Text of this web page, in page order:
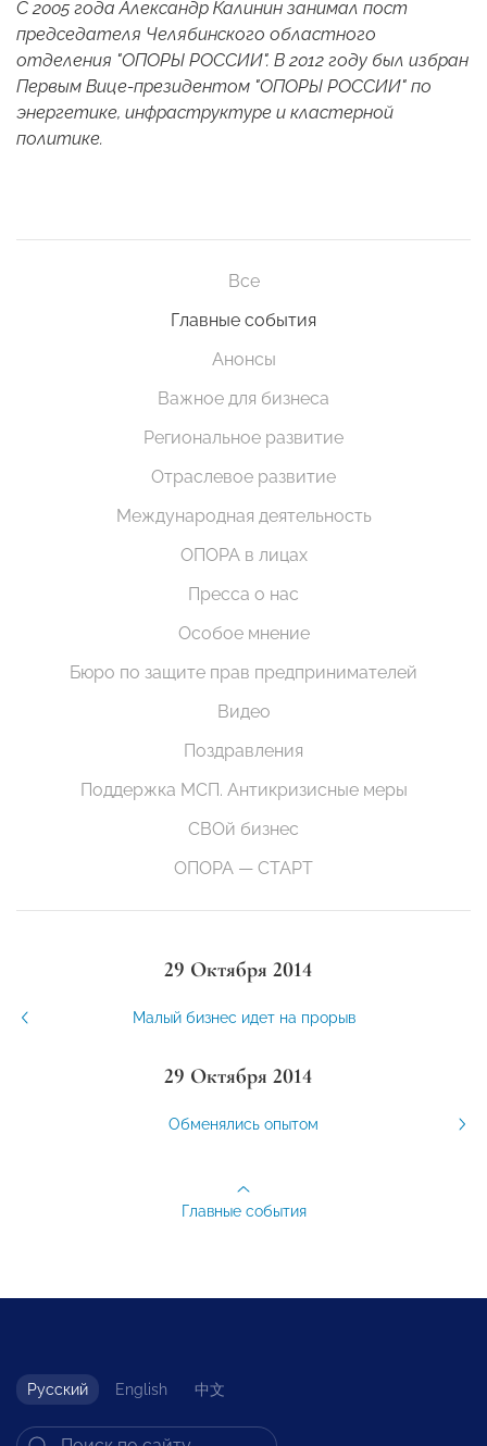
С 2005 года Александр Калинин занимал пост
председателя Челябинского областного
отделения "ОПОРЫ РОССИИ". В 2012 году был избран
Первым Вице-президентом "ОПОРЫ РОССИИ" по
энергетике, инфраструктуре и кластерной
политике.
Все
Главные события
Анонсы
Важное для бизнеса
Региональное развитие
Отраслевое развитие
Международная деятельность
ОПОРА в лицах
Пресса о нас
Особое мнение
Бюро по защите прав предпринимателей
Видео
Поздравления
Поддержка МСП. Антикризисные меры
СВОй бизнес
ОПОРА — СТАРТ
29 Октября 2014
Малый бизнес идет на прорыв
29 Октября 2014
Обменялись опытом
Главные события
Русский English 中文